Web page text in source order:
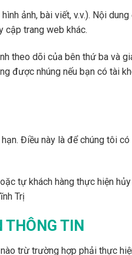
ảnh, bài viết, v.v.). Nội
cập trang web khác.
theo dõi của bên thứ ba và
được nhúng nếu bạn có tài
Điều này là để chúng tôi
tự khách hàng thực hiện
Trị
THÔNG TIN
trừ trường hợp phải thực